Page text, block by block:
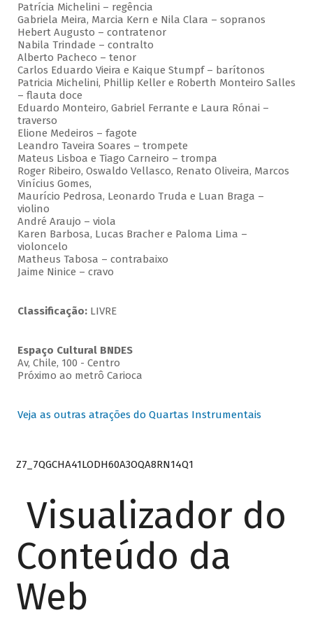
Patrícia Michelini – regência
Gabriela Meira, Marcia Kern e Nila Clara – sopranos
Hebert Augusto – contratenor
Nabila Trindade – contralto
Alberto Pacheco – tenor
Carlos Eduardo Vieira e Kaique Stumpf – barítonos
Patricia Michelini, Phillip Keller e Roberth Monteiro Salles
– flauta doce
Eduardo Monteiro, Gabriel Ferrante e Laura Rónai –
traverso
Elione Medeiros – fagote
Leandro Taveira Soares – trompete
Mateus Lisboa e Tiago Carneiro – trompa
Roger Ribeiro, Oswaldo Vellasco, Renato Oliveira, Marcos
Vinícius Gomes,
Maurício Pedrosa, Leonardo Truda e Luan Braga –
violino
André Araujo – viola
Karen Barbosa, Lucas Bracher e Paloma Lima –
violoncelo
Matheus Tabosa – contrabaixo
Jaime Ninice – cravo
Classificação:LIVRE
Espaço Cultural BNDES
Av, Chile, 100 - Centro
Próximo ao metrô Carioca
Veja as outras atrações do Quartas Instrumentais
Z7_7QGCHA41LODH60A3OQA8RN14Q1
Visualizador do
Conteúdo da
Web